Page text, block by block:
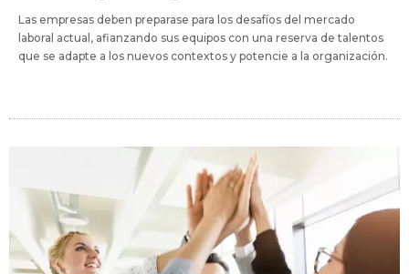
Las empresas deben preparase para los desafíos del mercado
laboral actual, afianzando sus equipos con una reserva de talentos
que se adapte a los nuevos contextos y potencie a la organización.